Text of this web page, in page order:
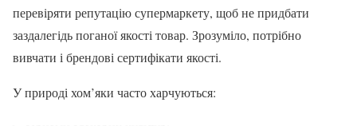
перевіряти репутацію супермаркету, щоб не придбати
заздалегідь поганої якості товар. Зрозуміло, потрібно
вивчати і брендові сертифікати якості.
У природі хом’яки часто харчуються: